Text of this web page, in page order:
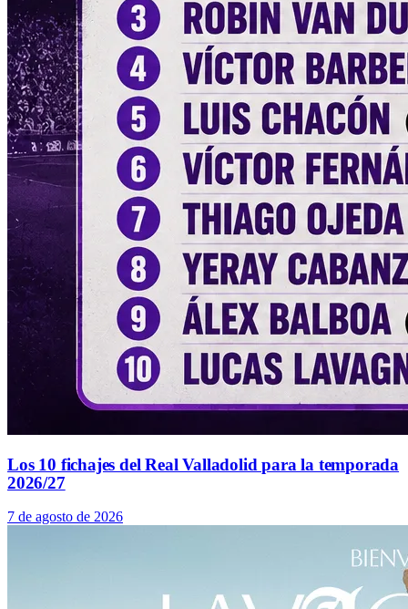
Los 10 fichajes del Real Valladolid para la temporada
2026/27
7 de agosto de 2026